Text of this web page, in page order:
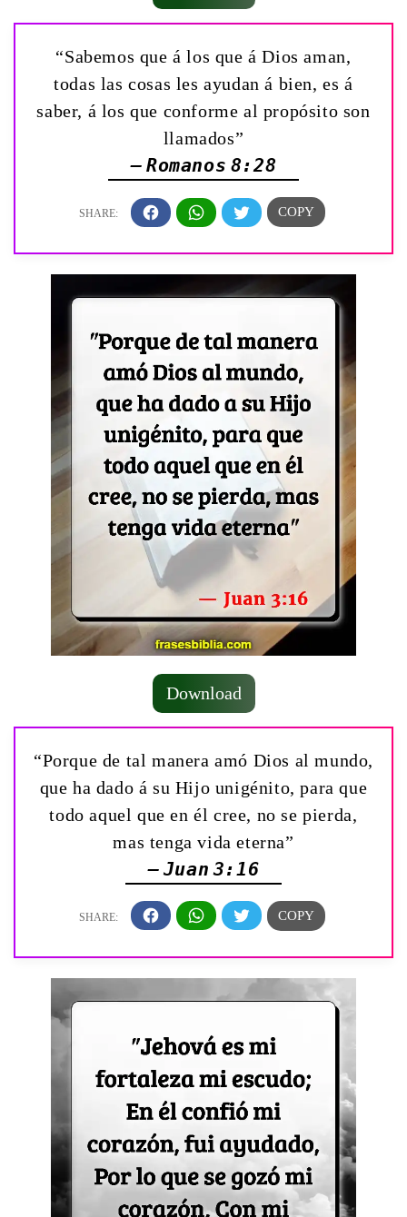
“Sabemos que á los que á Dios aman,
todas las cosas les ayudan á bien, es á
saber, á los que conforme al propósito son
llamados”
— Romanos 8:28
Download
“Porque de tal manera amó Dios al mundo,
que ha dado á su Hijo unigénito, para que
todo aquel que en él cree, no se pierda,
mas tenga vida eterna”
— Juan 3:16